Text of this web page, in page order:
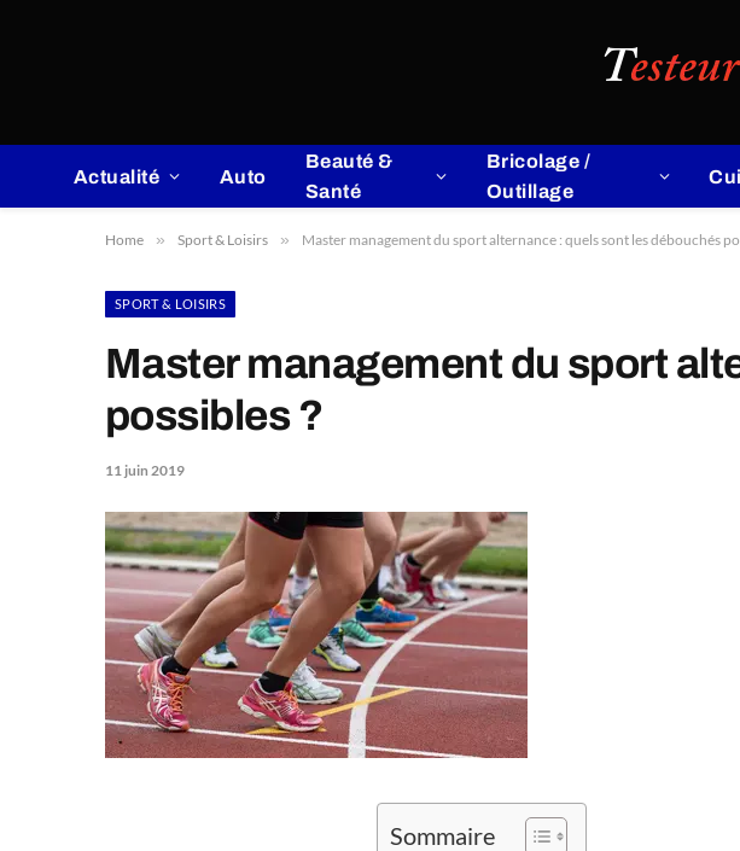
Actualité Auto
Beauté &
Santé
Bricolage /
Outillage
Home » Sport & Loisirs » Master management du sport alternance : quels sont les débouchés
SPORT & LOISIRS
Master management du sport
possibles ?
11 juin 2019
Sommaire